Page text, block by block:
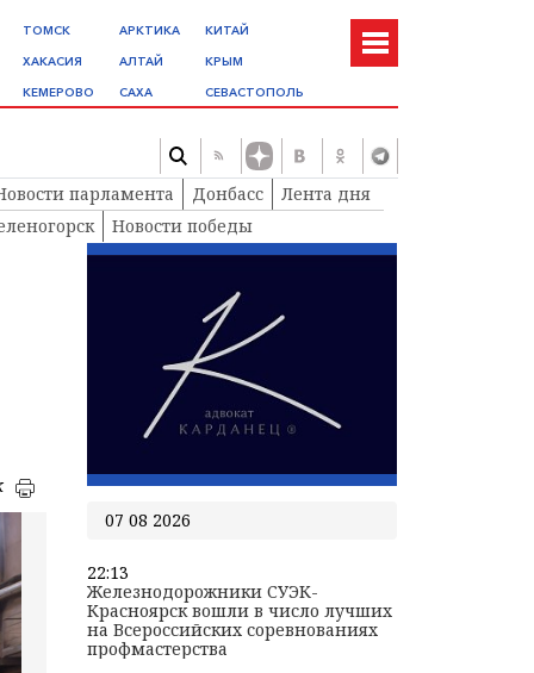
ТОМСК
ХАКАСИЯ
КЕМЕРОВО
АРКТИКА
АЛТАЙ
САХА
КИТАЙ
КРЫМ
СЕВАСТОПОЛЬ
парламента Донбасс
Лента дня
Новости победы
07 08 2026
22:13
Железнодорожники СУЭК-
Красноярск вошли в число лучших
на Всероссийских соревнованиях
профмастерства